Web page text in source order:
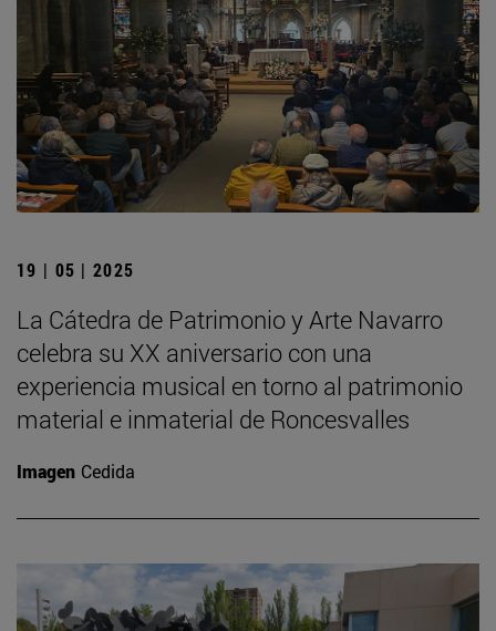
19 | 05 | 2025
La Cátedra de Patrimonio y Arte Navarro
celebra su XX aniversario con una
experiencia musical en torno al patrimonio
material e inmaterial de Roncesvalles
Imagen Cedida